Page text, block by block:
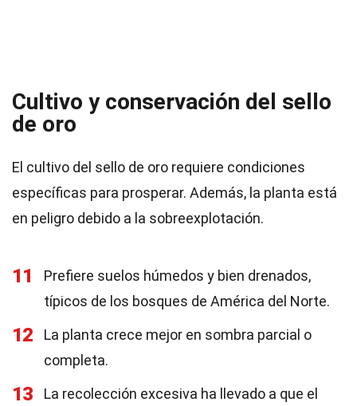
Cultivo y conservación del sello
de oro
El cultivo del sello de oro requiere condiciones
específicas para prosperar. Además, la planta está
en peligro debido a la sobreexplotación.
11
Prefiere suelos húmedos y bien drenados,
típicos de los bosques de América del Norte.
12
La planta crece mejor en sombra parcial o
completa.
13
La recolección excesiva ha llevado a que el